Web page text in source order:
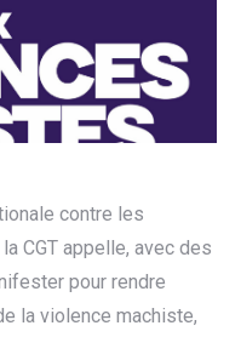
contre les
CGT appelle, avec des
pour rendre
la violence machiste,